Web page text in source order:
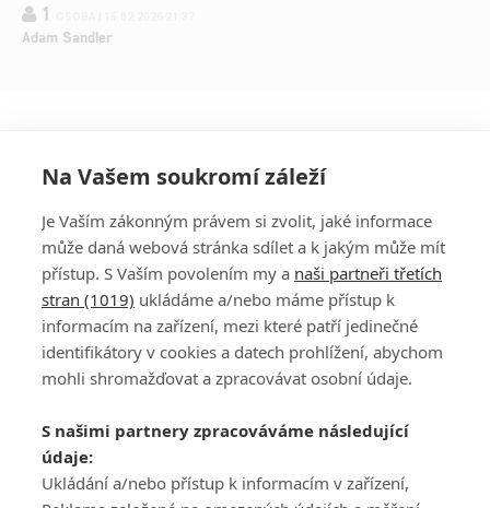
1
Adam Sandler
PŘIHLÁSIT
REGISTROVAT
DISKUZE
Šéfredaktorkou webu jePetr Slavík, e-mailserialy@fandimefilmu.cz
Máte-li zájem o inzerci na našem webu napište nám na e-mail
studio@koncal.com
Na Vašem soukromí záleží
Je Vaším zákonným právem si zvolit, jaké informace
může daná webová stránka sdílet a k jakým může mít
přístup. S Vaším povolením my a naši partneři třetích
stran (1019) ukládáme a/nebo máme přístup k
informacím na zařízení, mezi které patří jedinečné
identifikátory v cookies a datech prohlížení, abychom
mohli shromažďovat a zpracovávat osobní údaje.
S našimi partnery zpracováváme následující
údaje:
Ukládání a/nebo přístup k informacím v zařízení,